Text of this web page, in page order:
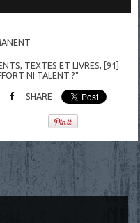
TEXTES ET LIVRES
[91]
NI TALENT ?"
SHARE